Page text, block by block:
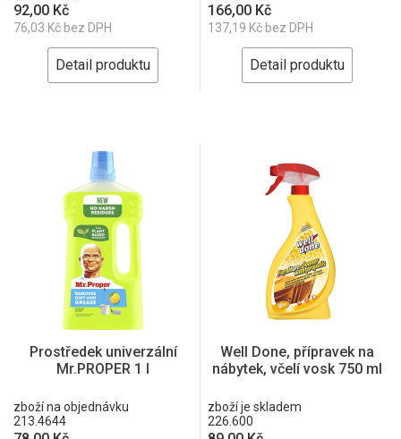
92,00 Kč
76,03 Kč bez DPH
Detail produktu
166,00 Kč
137,19 Kč bez DPH
Detail produktu
Prostředek univerzální
Mr.PROPER 1 l
zboží na objednávku
213.4644
Well Done, přípravek na
nábytek, včelí vosk 750 ml
zboží je skladem
226.600